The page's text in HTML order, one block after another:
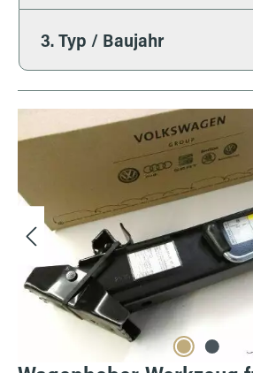
Bildergalerie überspringen